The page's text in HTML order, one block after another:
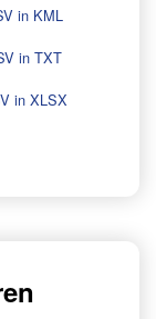
in KML
in TXT
in XLSX